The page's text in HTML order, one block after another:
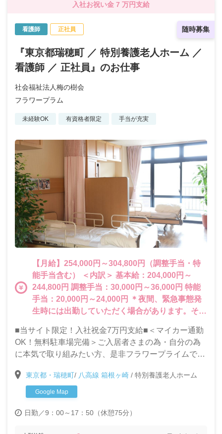
入社お祝い金 7 万円支給
随時募集
看護師 正社員
『東京都瑞穂町 ／ 特別養護老人ホーム ／
看護師 ／ 正社員』のお仕事
社会福祉法人梅の樹会
フラワープラム
未経験OK 有資格者限定 手当が充実
【月給】254,000円～304,800円（調整手当・特
能手当含む） ＜内訳＞ 基本給：204,000円～
244,800円 調整手当：30,000円～36,000円 特能
手当：20,000円～24,000円 ＊夜間、緊急事態発
生時には出勤していただく場合があります。その
■当サイト限定！入社祝金7万円支給■＜マイカー通勤
OK！無料駐車場完備＞ご入居者さまの為・自分の為
に本気で取り組みたい方、是非フラワープライムで一
上に特化した取り組みを行い、おむつゼロを目指して
います。
東京都・瑞穂町/ 八高線 箱根ヶ崎 / 特別養護老人ホーム
Google Map
日勤／9：00～17：50（休憩75分）